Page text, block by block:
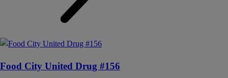
Food City United Drug #156